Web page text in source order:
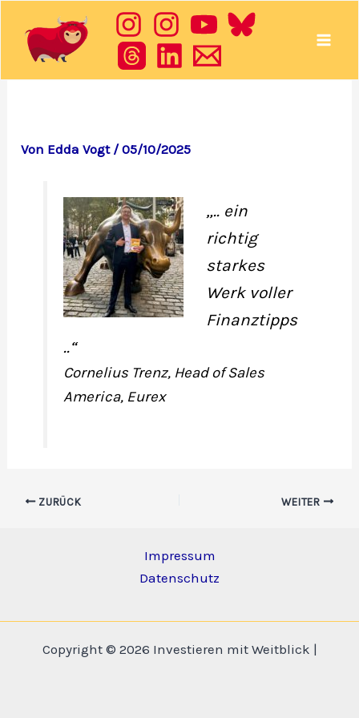
Inhalt
springen
Von Edda Vogt /05/10/2025
„.. ein
richtig
starkes
Werk voller
Finanztipps
..“
Cornelius Trenz, Head of Sales
America, Eurex
ZURÜCK WEITER
Impressum
Datenschutz
Copyright © 2026 Investieren mit Weitblick |